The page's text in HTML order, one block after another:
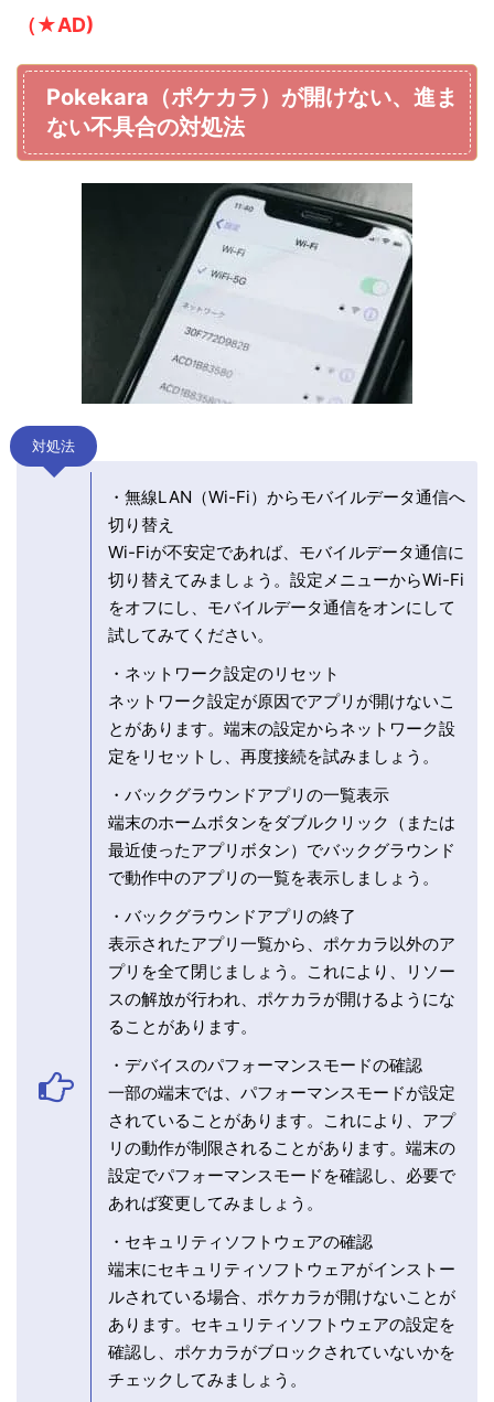
（★AD)
Pokekara（ポケカラ）が開けない、進ま
ない不具合の対処法
対処法
・無線LAN（Wi-Fi）からモバイルデータ通信へ
切り替え
Wi-Fiが不安定であれば、モバイルデータ通信に
切り替えてみましょう。設定メニューからWi-Fi
をオフにし、モバイルデータ通信をオンにして
試してみてください。
・ネットワーク設定のリセット
ネットワーク設定が原因でアプリが開けないこ
とがあります。端末の設定からネットワーク設
定をリセットし、再度接続を試みましょう。
・バックグラウンドアプリの一覧表示
端末のホームボタンをダブルクリック（または
最近使ったアプリボタン）でバックグラウンド
で動作中のアプリの一覧を表示しましょう。
・バックグラウンドアプリの終了
表示されたアプリ一覧から、ポケカラ以外のア
プリを全て閉じましょう。これにより、リソー
スの解放が行われ、ポケカラが開けるようにな
ることがあります。
・デバイスのパフォーマンスモードの確認
一部の端末では、パフォーマンスモードが設定
されていることがあります。これにより、アプ
リの動作が制限されることがあります。端末の
設定でパフォーマンスモードを確認し、必要で
あれば変更してみましょう。
・セキュリティソフトウェアの確認
端末にセキュリティソフトウェアがインストー
ルされている場合、ポケカラが開けないことが
あります。セキュリティソフトウェアの設定を
確認し、ポケカラがブロックされていないかを
チェックしてみましょう。